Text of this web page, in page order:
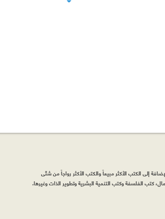
إلى الكتب الأكثر مبيعاً والكتب الأكثر رواجاً من شتّى
كتب الفلسفة وكتب التنمية البشرية وتطوير الذات وغيرها.